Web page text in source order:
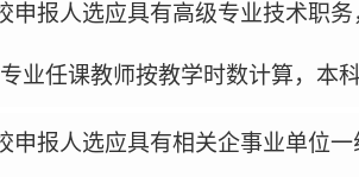
申报人选应具有高级专业技术职务
业任课教师按教学时数计算，本
申报人选应具有相关企事业单位